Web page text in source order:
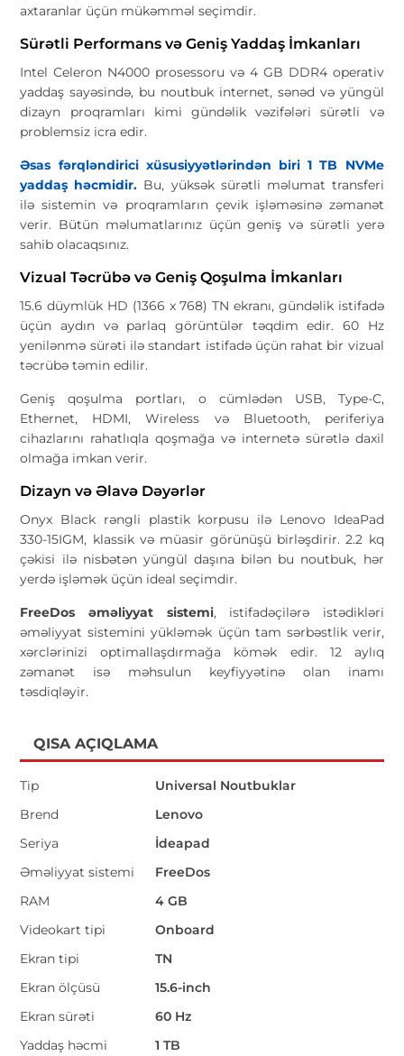
axtaranlar üçün mükəmməl seçimdir.
Sürətli Performans və Geniş Yaddaş İmkanları
Intel Celeron N4000 prosessoru və 4 GB DDR4 operativ
yaddaş sayəsində, bu noutbuk internet, sənəd və yüngül
dizayn proqramları kimi gündəlik vəzifələri sürətli və
problemsiz icra edir.
Əsas fərqləndirici xüsusiyyətlərindən biri 1 TB NVMe
yaddaş həcmidir. Bu, yüksək sürətli məlumat transferi
ilə sistemin və proqramların çevik işləməsinə zəmanət
verir. Bütün məlumatlarınız üçün geniş və sürətli yerə
sahib olacaqsınız.
Vizual Təcrübə və Geniş Qoşulma İmkanları
15.6 düymlük HD (1366 x 768) TN ekranı, gündəlik istifadə
üçün aydın və parlaq görüntülər təqdim edir. 60 Hz
yenilənmə sürəti ilə standart istifadə üçün rahat bir vizual
təcrübə təmin edilir.
Geniş qoşulma portları, o cümlədən USB, Type-C,
Ethernet, HDMI, Wireless və Bluetooth, periferiya
cihazlarını rahatlıqla qoşmağa və internetə sürətlə daxil
olmağa imkan verir.
Dizayn və Əlavə Dəyərlər
Onyx Black rəngli plastik korpusu ilə Lenovo IdeaPad
330-15IGM, klassik və müasir görünüşü birləşdirir. 2.2 kq
çəkisi ilə nisbətən yüngül daşına bilən bu noutbuk, hər
yerdə işləmək üçün ideal seçimdir.
FreeDos əməliyyat sistemi, istifadəçilərə istədikləri
əməliyyat sistemini yükləmək üçün tam sərbəstlik verir,
xərclərinizi optimallaşdırmağa kömək edir. 12 aylıq
zəmanət isə məhsulun keyfiyyətinə olan inamı
təsdiqləyir.
QISA AÇIQLAMA
Tip
Universal Noutbuklar
Brend
Lenovo
Seriya
İdeapad
Əməliyyat sistemi
FreeDos
RAM
4 GB
Videokart tipi
Onboard
Ekran tipi
TN
Ekran ölçüsü
15.6-inch
Ekran sürəti
60 Hz
Yaddaş həcmi
1 TB